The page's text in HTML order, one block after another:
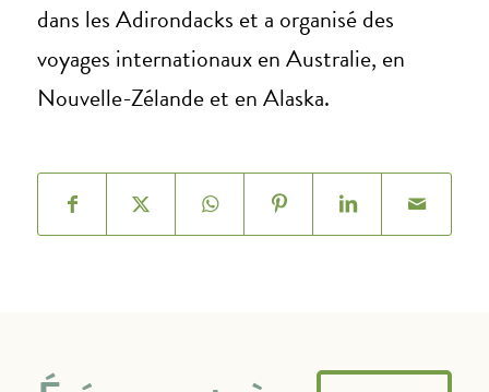
dans les Adirondacks et a organisé des
voyages internationaux en Australie, en
Nouvelle-Zélande et en Alaska.